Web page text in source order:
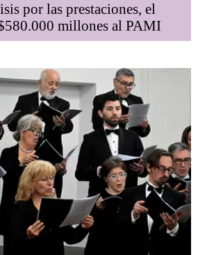
por las prestaciones, el
millones al PAMI